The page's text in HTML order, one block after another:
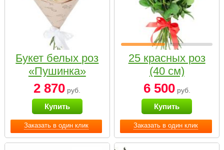
Заказать в один клик
Букет белых роз
«Пушинка»
2 870 руб.
Купить
Заказать в один клик
25 красных роз
(40 см)
6 500руб.
Купить